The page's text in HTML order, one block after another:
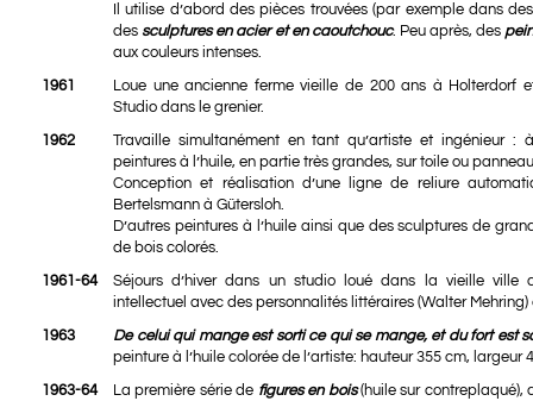
Il utilise d’abord des pièces trouvées (par exemple dans
des sculptures en acier et en caoutchouc. Peu après, des
aux couleurs intenses.
1961
Loue une ancienne ferme vieille de 200 ans à Holterdorf
Studio dans le grenier.
1962
Travaille simultanément en tant qu’artiste et ingénieur :
peintures à l’huile, en partie très grandes, sur toile ou
Conception et réalisation d’une ligne de reliure
Bertelsmann à Gütersloh.
D’autres peintures à l’huile ainsi que des sculptures de
de bois colorés.
1961-64
Séjours d’hiver dans un studio loué dans la vieille ville
intellectuel avec des personnalités littéraires (Walter Mehring)
1963
De celui qui mange est sorti ce qui se mange, et du fort est
peinture à l’huile colorée de l’artiste: hauteur 355 cm, largeur
1963-64
La première série de figures en bois(huile sur contreplaqué),